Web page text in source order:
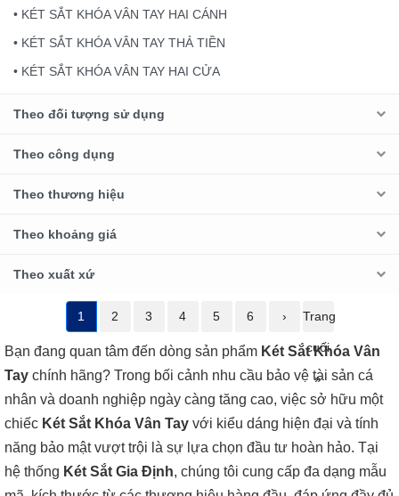
• KÉT SẮT KHÓA VÂN TAY HAI CÁNH
• KÉT SẮT KHÓA VÂN TAY THẢ TIỀN
• KÉT SẮT KHÓA VÂN TAY HAI CỬA
Theo đối tượng sử dụng
Theo công dụng
Theo thương hiệu
Theo khoảng giá
Theo xuất xứ
1 2 3 4 5 6 › Trang
cuối
»
Bạn đang quan tâm đến dòng sản phẩm Két Sắt Khóa Vân
Tay chính hãng? Trong bối cảnh nhu cầu bảo vệ tài sản cá
nhân và doanh nghiệp ngày càng tăng cao, việc sở hữu một
chiếc Két Sắt Khóa Vân Tay với kiểu dáng hiện đại và tính
năng bảo mật vượt trội là sự lựa chọn đầu tư hoàn hảo. Tại
hệ thống Két Sắt Gia Định, chúng tôi cung cấp đa dạng mẫu